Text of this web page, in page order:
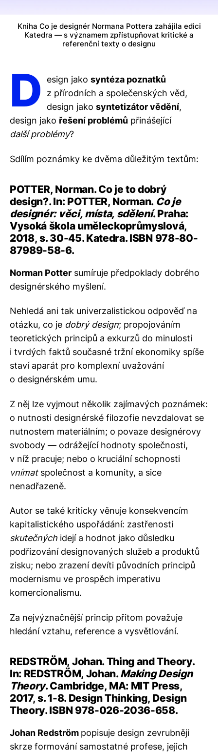
Kniha Co je designér Normana Pottera zahájila edici
Katedra — s významem zpřístupňovat kritické a
referenční texty o designu
D esign jakosyntéza poznatků
z přírodních a společenských věd,
design jakosyntetizátor vědění,
design jako řešení problémů přinášející
další problémy?
Sdílím poznámky ke dvěma důležitým textům:
POTTER, Norman. Co je to dobrý
design?. In: POTTER, Norman. Co je
designér: věci, místa, sdělení. Praha:
Vysoká škola uměleckoprůmyslová,
2018, s. 30-45. Katedra. ISBN 978-80-
87989-58-6.
Norman Potter sumíruje předpoklady dobrého
designérského myšlení.
Nehledá ani tak univerzalistickou odpověď na
otázku, co je dobrý design; propojováním
teoretických principů a exkurzů do minulosti
i tvrdých faktů současné tržní ekonomiky spíše
staví aparát pro komplexní uvažování
o designérském umu.
Z něj lze vyjmout několik zajímavých poznámek:
o nutnosti designérské filozofie nevzdalovat se
nutnostem materiálním; o povaze designérovy
svobody — odrážející hodnoty společnosti,
v níž pracuje; nebo o kruciální schopnosti
vnímat společnost a komunity, a sice
nenadřazeně.
Autor se také kriticky věnuje konsekvencím
kapitalistického uspořádání: zastřenosti
skutečných idejí a hodnot jako důsledku
podřizování designovaných služeb a produktů
zisku; nebo zrazení devíti původních principů
modernismu ve prospěch imperativu
komercionalismu.
Za nejvýznačnější princip přitom považuje
hledání vztahu, reference a vysvětlování.
REDSTRÖM, Johan. Thing and Theory.
In: REDSTRÖM, Johan. Making Design
Theory. Cambridge, MA: MIT Press,
2017, s. 1-8. Design Thinking, Design
Theory. ISBN 978-026-2036-658.
Johan Redström popisuje design zevrubněji
skrze formování samostatné profese, jejich